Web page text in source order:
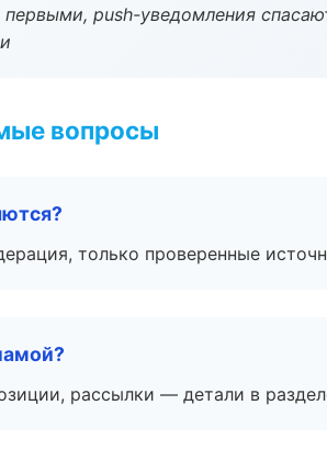
push-уведомления
вопросы
только проверенные
рассылки — детали в